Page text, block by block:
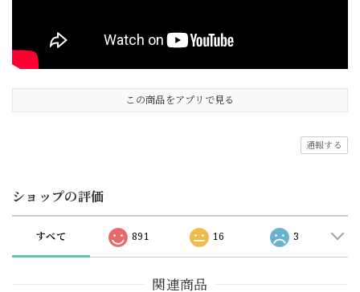
この商品をアプリで見る
通報する
ショップの評価
すべて 891 16 3
関連商品